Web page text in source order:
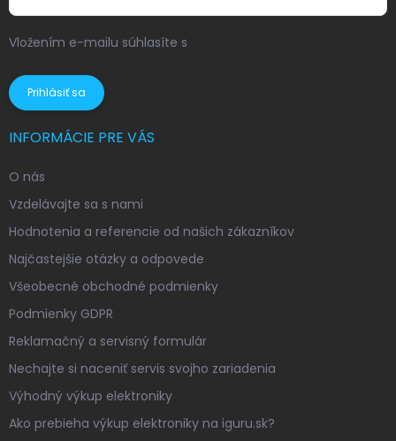
Vložením e-mailu súhlasíte s
Prihlásiť sa
INFORMÁCIE PRE VÁS
O nás
Vzdelávajte sa s nami
Hodnotenia a referencie od našich zákazníkov
Najčastejšie otázky a odpovede
Všeobecné obchodné podmienky
Podmienky GDPR
Reklamačný a servisný formulár
Nechajte si naceniť servis svojho zariadenia
Výhodný výkup elektroniky
Ako prebieha výkup elektroniky na iguru.sk?